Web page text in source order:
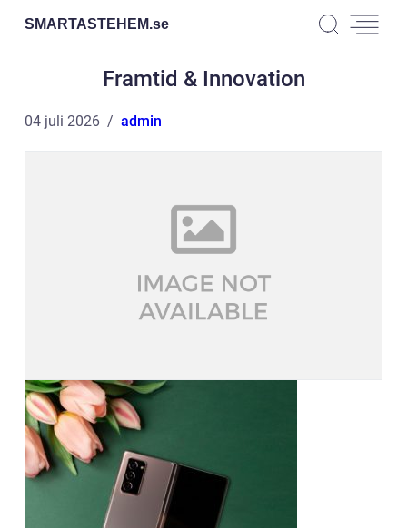
SMARTASTEHEM.se
Framtid & Innovation
04 juli 2026 admin